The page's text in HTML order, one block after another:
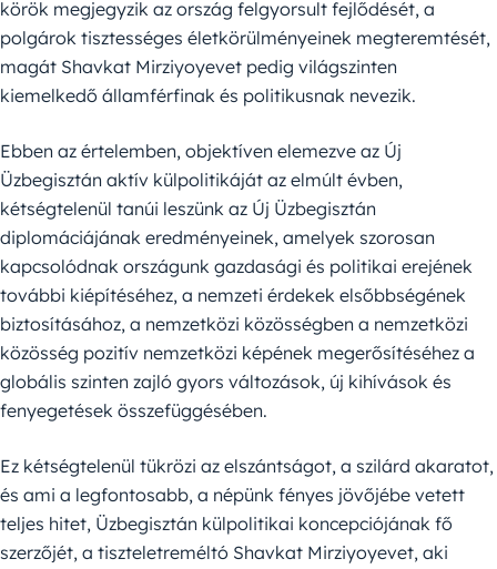
körök megjegyzik az ország felgyorsult fejlődését, a
polgárok tisztességes életkörülményeinek megteremtését,
magát Shavkat Mirziyoyevet pedig világszinten
kiemelkedő államférfinak és politikusnak nevezik.
Ebben az értelemben, objektíven elemezve az Új
Üzbegisztán aktív külpolitikáját az elmúlt évben,
kétségtelenül tanúi leszünk az Új Üzbegisztán
diplomáciájának eredményeinek, amelyek szorosan
kapcsolódnak országunk gazdasági és politikai erejének
további kiépítéséhez, a nemzeti érdekek elsőbbségének
biztosításához, a nemzetközi közösségben a nemzetközi
közösség pozitív nemzetközi képének megerősítéséhez a
globális szinten zajló gyors változások, új kihívások és
fenyegetések összefüggésében.
Ez kétségtelenül tükrözi az elszántságot, a szilárd akaratot,
és ami a legfontosabb, a népünk fényes jövőjébe vetett
teljes hitet, Üzbegisztán külpolitikai koncepciójának fő
szerzőjét, a tiszteletreméltó Shavkat Mirziyoyevet, aki